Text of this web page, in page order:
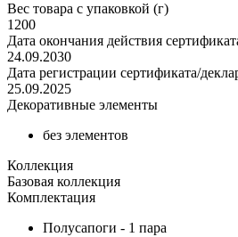
Вес товара с упаковкой (г)
1200
Дата окончания действия
24.09.2030
Дата регистрации сертификата/
25.09.2025
Декоративные элементы
без элементов
Коллекция
Базовая коллекция
Комплектация
Полусапоги - 1 пара